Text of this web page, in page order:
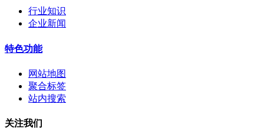
行业知识
企业新闻
特色功能
网站地图
聚合标签
站内搜索
关注我们